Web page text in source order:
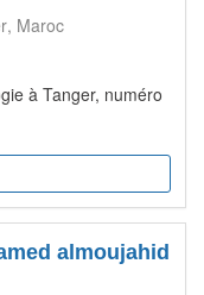
Maroc
à Tanger, numéro
almoujahid